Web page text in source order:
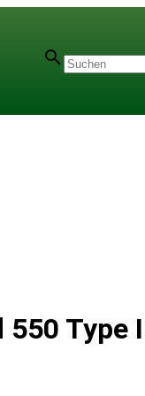
550 Type